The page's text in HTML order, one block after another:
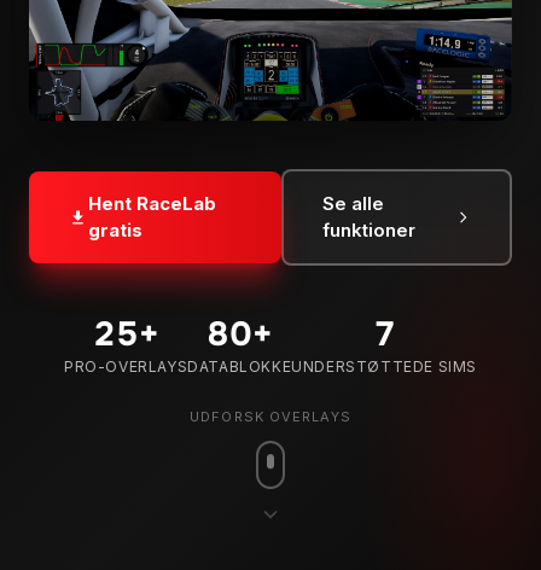
Hent RaceLab
gratis
Se alle
funktioner
25+
PRO-OVERLAYS
80+
DATABLOKKE
7
UNDERSTØTTEDE SIMS
UDFORSK OVERLAYS